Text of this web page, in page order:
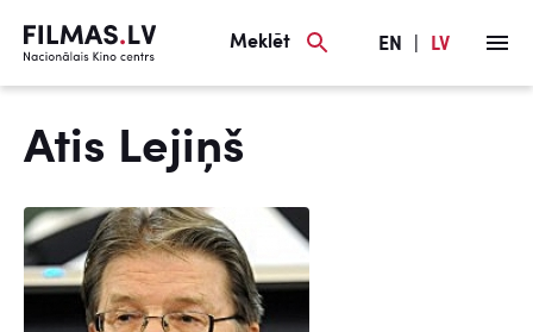
Meklēt EN LV
Atis Lejiņš